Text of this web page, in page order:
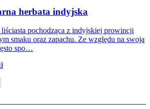
herbata indyjska
liściasta pochodząca z indyjskiej prowincji
smaku oraz zapachu. Ze względu na swoją
spo…